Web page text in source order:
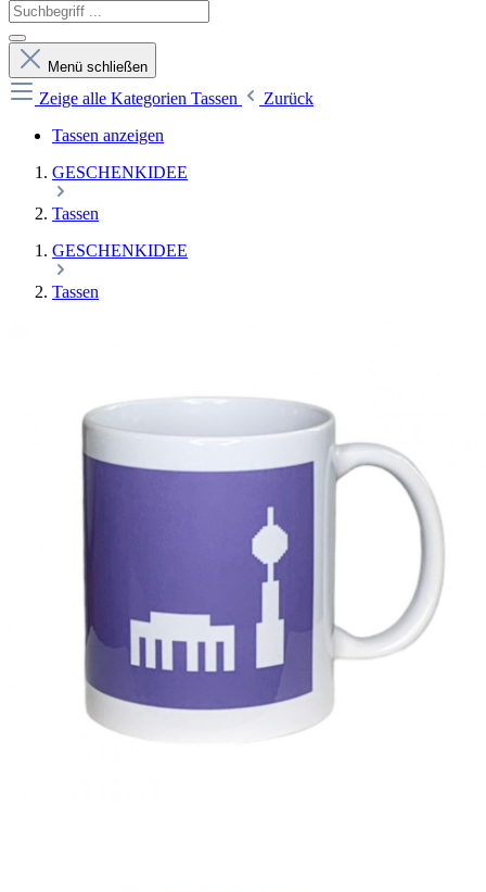
Menü schließen
Zeige alle Kategorien Tassen
Zurück
Tassen anzeigen
GESCHENKIDEE
Tassen
GESCHENKIDEE
Tassen